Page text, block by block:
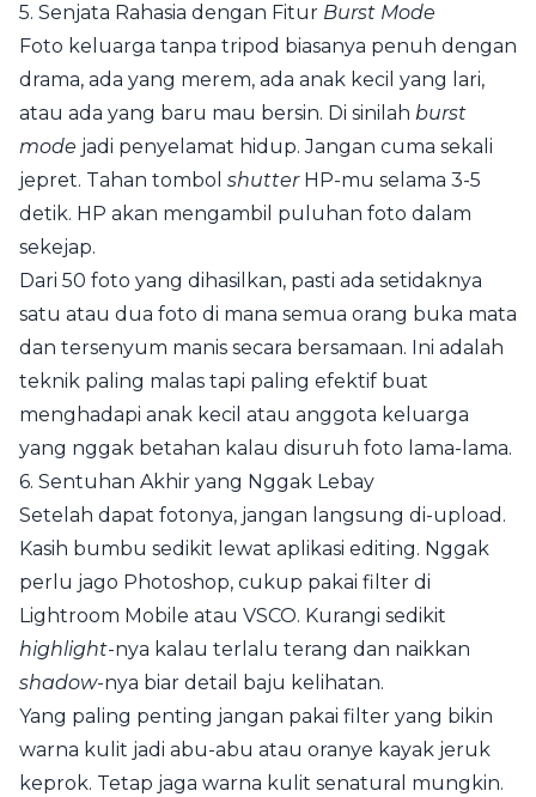
5. Senjata Rahasia dengan Fitur Burst Mode
Foto keluarga tanpa tripod biasanya penuh dengan
drama, ada yang merem, ada anak kecil yang lari,
atau ada yang baru mau bersin. Di sinilah burst
mode jadi penyelamat hidup. Jangan cuma sekali
jepret. Tahan tombol shutter HP-mu selama 3-5
detik. HP akan mengambil puluhan foto dalam
sekejap.
Dari 50 foto yang dihasilkan, pasti ada setidaknya
satu atau dua foto di mana semua orang buka mata
dan tersenyum manis secara bersamaan. Ini adalah
teknik paling malas tapi paling efektif buat
menghadapi anak kecil atau anggota keluarga
yang nggak betahan kalau disuruh foto lama-lama.
6. Sentuhan Akhir yang Nggak Lebay
Setelah dapat fotonya, jangan langsung di-upload.
Kasih bumbu sedikit lewat aplikasi editing. Nggak
perlu jago Photoshop, cukup pakai filter di
Lightroom Mobile atau VSCO. Kurangi sedikit
highlight-nya kalau terlalu terang dan naikkan
shadow-nya biar detail baju kelihatan.
Yang paling penting jangan pakai filter yang bikin
warna kulit jadi abu-abu atau oranye kayak jeruk
keprok. Tetap jaga warna kulit senatural mungkin.